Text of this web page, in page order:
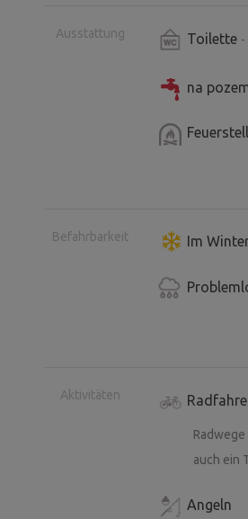
Ausstattung Toilette -
na
Befahrbarkeit Im
Aktivitäten
auch ein
Angeln